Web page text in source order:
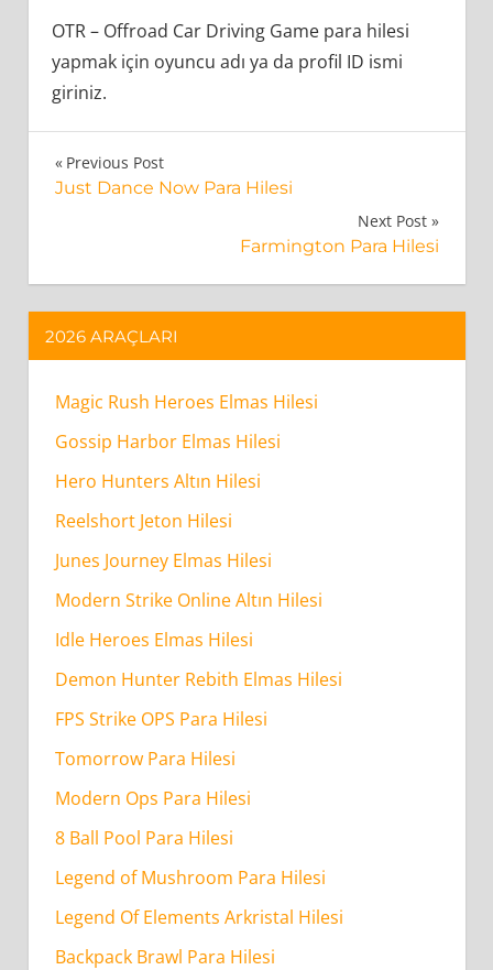
OTR – Offroad Car Driving Game para hilesi
yapmak için oyuncu adı ya da profil ID ismi
giriniz.
Off-
Road
Game
Para
Hilesi
Çalışır?
Car
Driving
Game
Hilesi
Güvenilirmi?
Off-
Car
Driving
Game
Hilesi
Ne
Yazı
Previous Post
Just Dance Now Para Hilesi
Next Post
Farmington Para Hilesi
2026 ARAÇLARI
Magic Rush Heroes Elmas Hilesi
Gossip Harbor Elmas Hilesi
Hero Hunters Altın Hilesi
Reelshort Jeton Hilesi
Junes Journey Elmas Hilesi
Modern Strike Online Altın Hilesi
Idle Heroes Elmas Hilesi
Demon Hunter Rebith Elmas Hilesi
FPS Strike OPS Para Hilesi
Tomorrow Para Hilesi
Modern Ops Para Hilesi
8 Ball Pool Para Hilesi
Legend of Mushroom Para Hilesi
Legend Of Elements Arkristal Hilesi
Backpack Brawl Para Hilesi